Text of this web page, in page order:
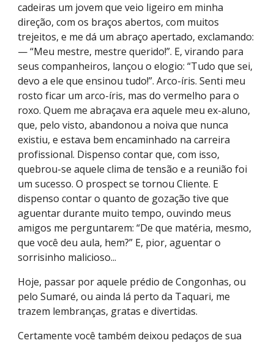
cadeiras um jovem que veio ligeiro em minha
direção, com os braços abertos, com muitos
trejeitos, e me dá um abraço apertado, exclamando:
— “Meu mestre, mestre querido!”. E, virando para
seus companheiros, lançou o elogio: “Tudo que sei,
devo a ele que ensinou tudo!”. Arco-íris. Senti meu
rosto ficar um arco-íris, mas do vermelho para o
roxo. Quem me abraçava era aquele meu ex-aluno,
que, pelo visto, abandonou a noiva que nunca
existiu, e estava bem encaminhado na carreira
profissional. Dispenso contar que, com isso,
quebrou-se aquele clima de tensão e a reunião foi
um sucesso. O prospect se tornou Cliente. E
dispenso contar o quanto de gozação tive que
aguentar durante muito tempo, ouvindo meus
amigos me perguntarem: “De que matéria, mesmo,
que você deu aula, hem?” E, pior, aguentar o
sorrisinho malicioso...
Hoje, passar por aquele prédio de Congonhas, ou
pelo Sumaré, ou ainda lá perto da Taquari, me
trazem lembranças, gratas e divertidas.
Certamente você também deixou pedaços de sua